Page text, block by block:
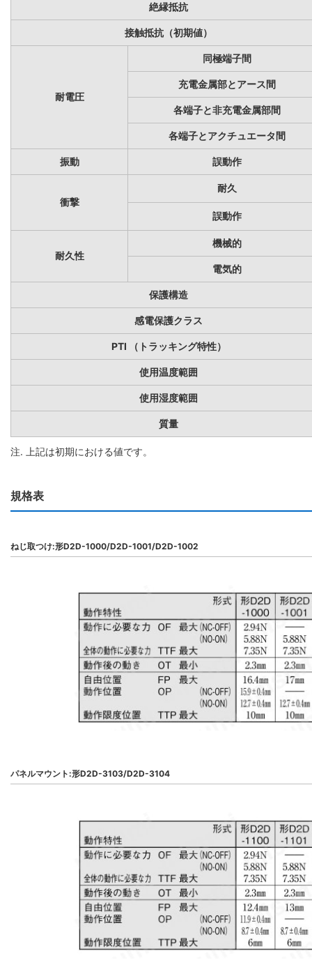
絶縁抵抗
接触抵抗（初期値）
耐電圧
同極端子間
充電金属部とアース間
各端子と非充電金属部間
各端子とアクチュエータ間
振動 誤動作
衝撃
耐久
誤動作
耐久性
機械的
電気的
保護構造
感電保護クラス
PTI （トラッキング特性）
使用温度範囲
使用湿度範囲
質量
注. 上記は初期における値です。
規格表
ねじ取つけ:形D2D-1000/D2D-1001/D2D-1002
パネルマウント:形D2D-3103/D2D-3104